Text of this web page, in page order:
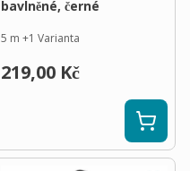
bavlněné, černé
5 m +1 Varianta
219,00 Kč